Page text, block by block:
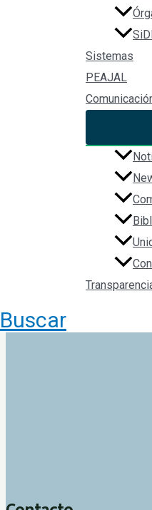
Sistemas
PEAJAL
Buscar